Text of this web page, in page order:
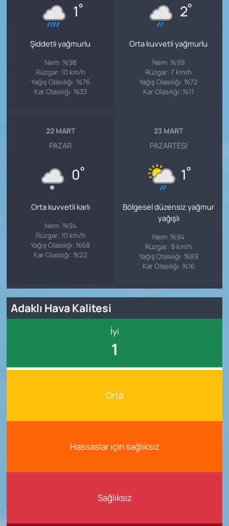
1°
Şiddetli yağmurlu
Nem: %98
Rüzgar: 10 km/h
Yağış Olasılığı: %76
Kar Olasılığı: %33
2°
Orta kuvvetli yağmurlu
Nem: %99
Rüzgar: 7 km/h
Yağış Olasılığı: %72
Kar Olasılığı: %11
22 MART
PAZAR
0°
Orta kuvvetli karlı
Nem: %94
Rüzgar: 10 km/h
Yağış Olasılığı: %68
Kar Olasılığı: %22
23 MART
PAZARTESI
1°
Bölgesel düzensiz yağmur
yağışlı
Nem: %94
Rüzgar: 9 km/h
Yağış Olasılığı: %89
Kar Olasılığı: %16
Adaklı Hava Kalitesi
İyi
1
Orta
Hassaslar için sağlıksız
Sağlıksız